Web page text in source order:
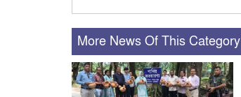
More News Of This Category